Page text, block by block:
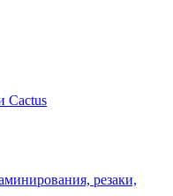
Cactus
резаки,